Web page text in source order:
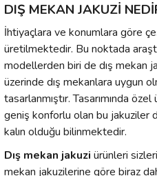
DIŞ MEKAN JAKUZİ
İhtiyaçlara ve konumlara göre
üretilmektedir. Bu noktada
modellerden biri de dış mekan
üzerinde dış mekanlara uygun
tasarlanmıştır. Tasarımında
geniş konforlu olan bu jakuziler
kalın olduğu bilinmektedir.
Dış mekan jakuzi ürünleri
mekan jakuzilerine göre biraz